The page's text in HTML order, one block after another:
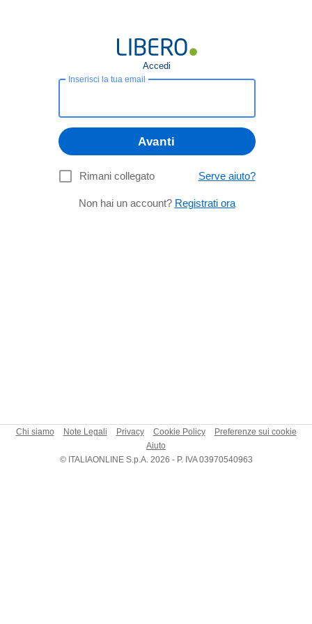
Accedi
Inserisci la tua email
Avanti
Rimani collegato Serve aiuto?
Non hai un account? Registrati ora
Chi siamo Note Legali Privacy Cookie Policy
Preferenze sui cookie
Aiuto
© ITALIAONLINE S.p.A. 2026 - P. IVA 03970540963